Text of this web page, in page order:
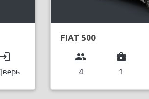
login
FIAT 500
group
4
business_center
1